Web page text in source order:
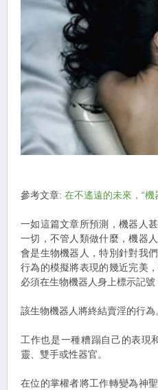
參考文章: 在不遙遠的未來，“
一如這篇文章所預測，機器人
一切，不管人類做什麼，機器
會是生物機器人，特別針對我
行為的模擬將表現的幾近完美
必須在生物機器人身上標示記號
該生物機器人將終結賣淫的行為
工作也是一種糟蹋自己的表現
靈、雙手或性器官。
在位的掌權者將工作轉變為神